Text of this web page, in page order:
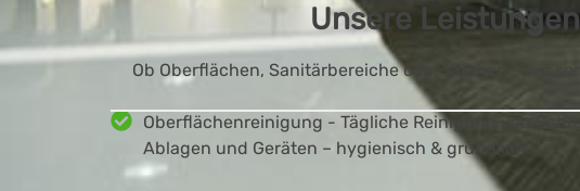
Unsere
Ob Oberflächen, Sanitärbereiche oder Küchen – wir
Oberflächenreinigung - Tägliche Reinigung von
Ablagen und Geräten – hygienisch & gründlich.